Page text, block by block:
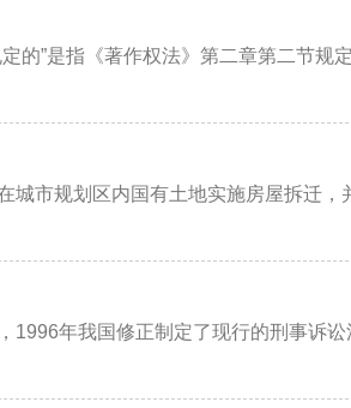
的”是指《著作权法》第二章第二节规
市规划区内国有土地实施房屋拆迁，
年我国修正制定了现行的刑事诉